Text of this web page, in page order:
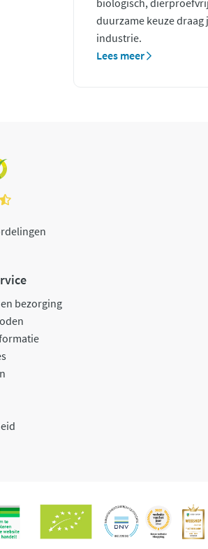
biologisch,
duurzame keuze draag
industrie.
Lees meer
bezorging